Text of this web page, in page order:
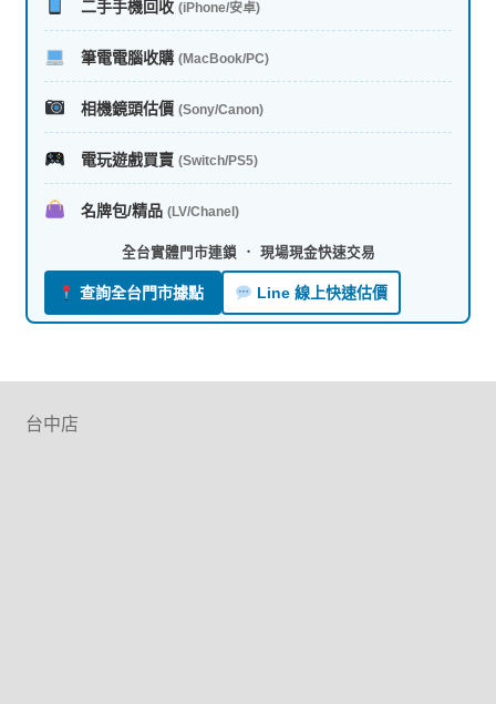
二手手機回收 (iPhone/安卓)
筆電電腦收購 (MacBook/PC)
相機鏡頭估價 (Sony/Canon)
電玩遊戲買賣 (Switch/PS5)
名牌包/精品 (LV/Chanel)
全台實體門市連鎖 ． 現場現金快速交易
查詢全台門市據點 Line 線上快速估價
台中店